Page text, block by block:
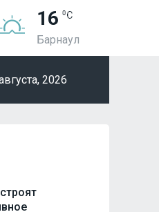
16
Барнаул
2026